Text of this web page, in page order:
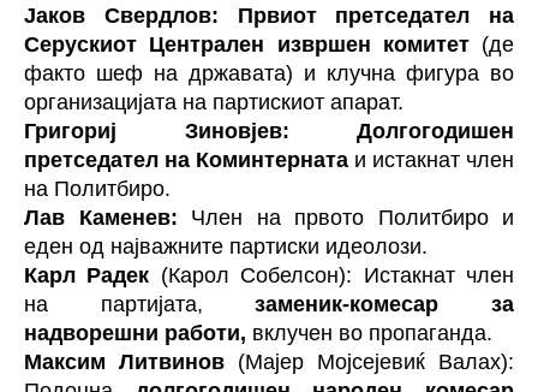
Јаков Свердлов: Првиот претседател на
Серускиот Централен извршен комитет (де
факто шеф на државата) и клучна фигура во
организацијата на партискиот апарат.
Григориј Зиновјев: Долгогодишен
претседател на Коминтерната и истакнат член
на Политбиро.
Лав Каменев:
Член на првото Политбиро и
еден од најважните партиски идеолози.
Карл Радек (Карол Собелсон): Истакнат член
на партијата,
заменик-комесар за
надворешни работи, вклучен во пропаганда.
Максим Литвинов (Мајер Мојсејевиќ Валах):